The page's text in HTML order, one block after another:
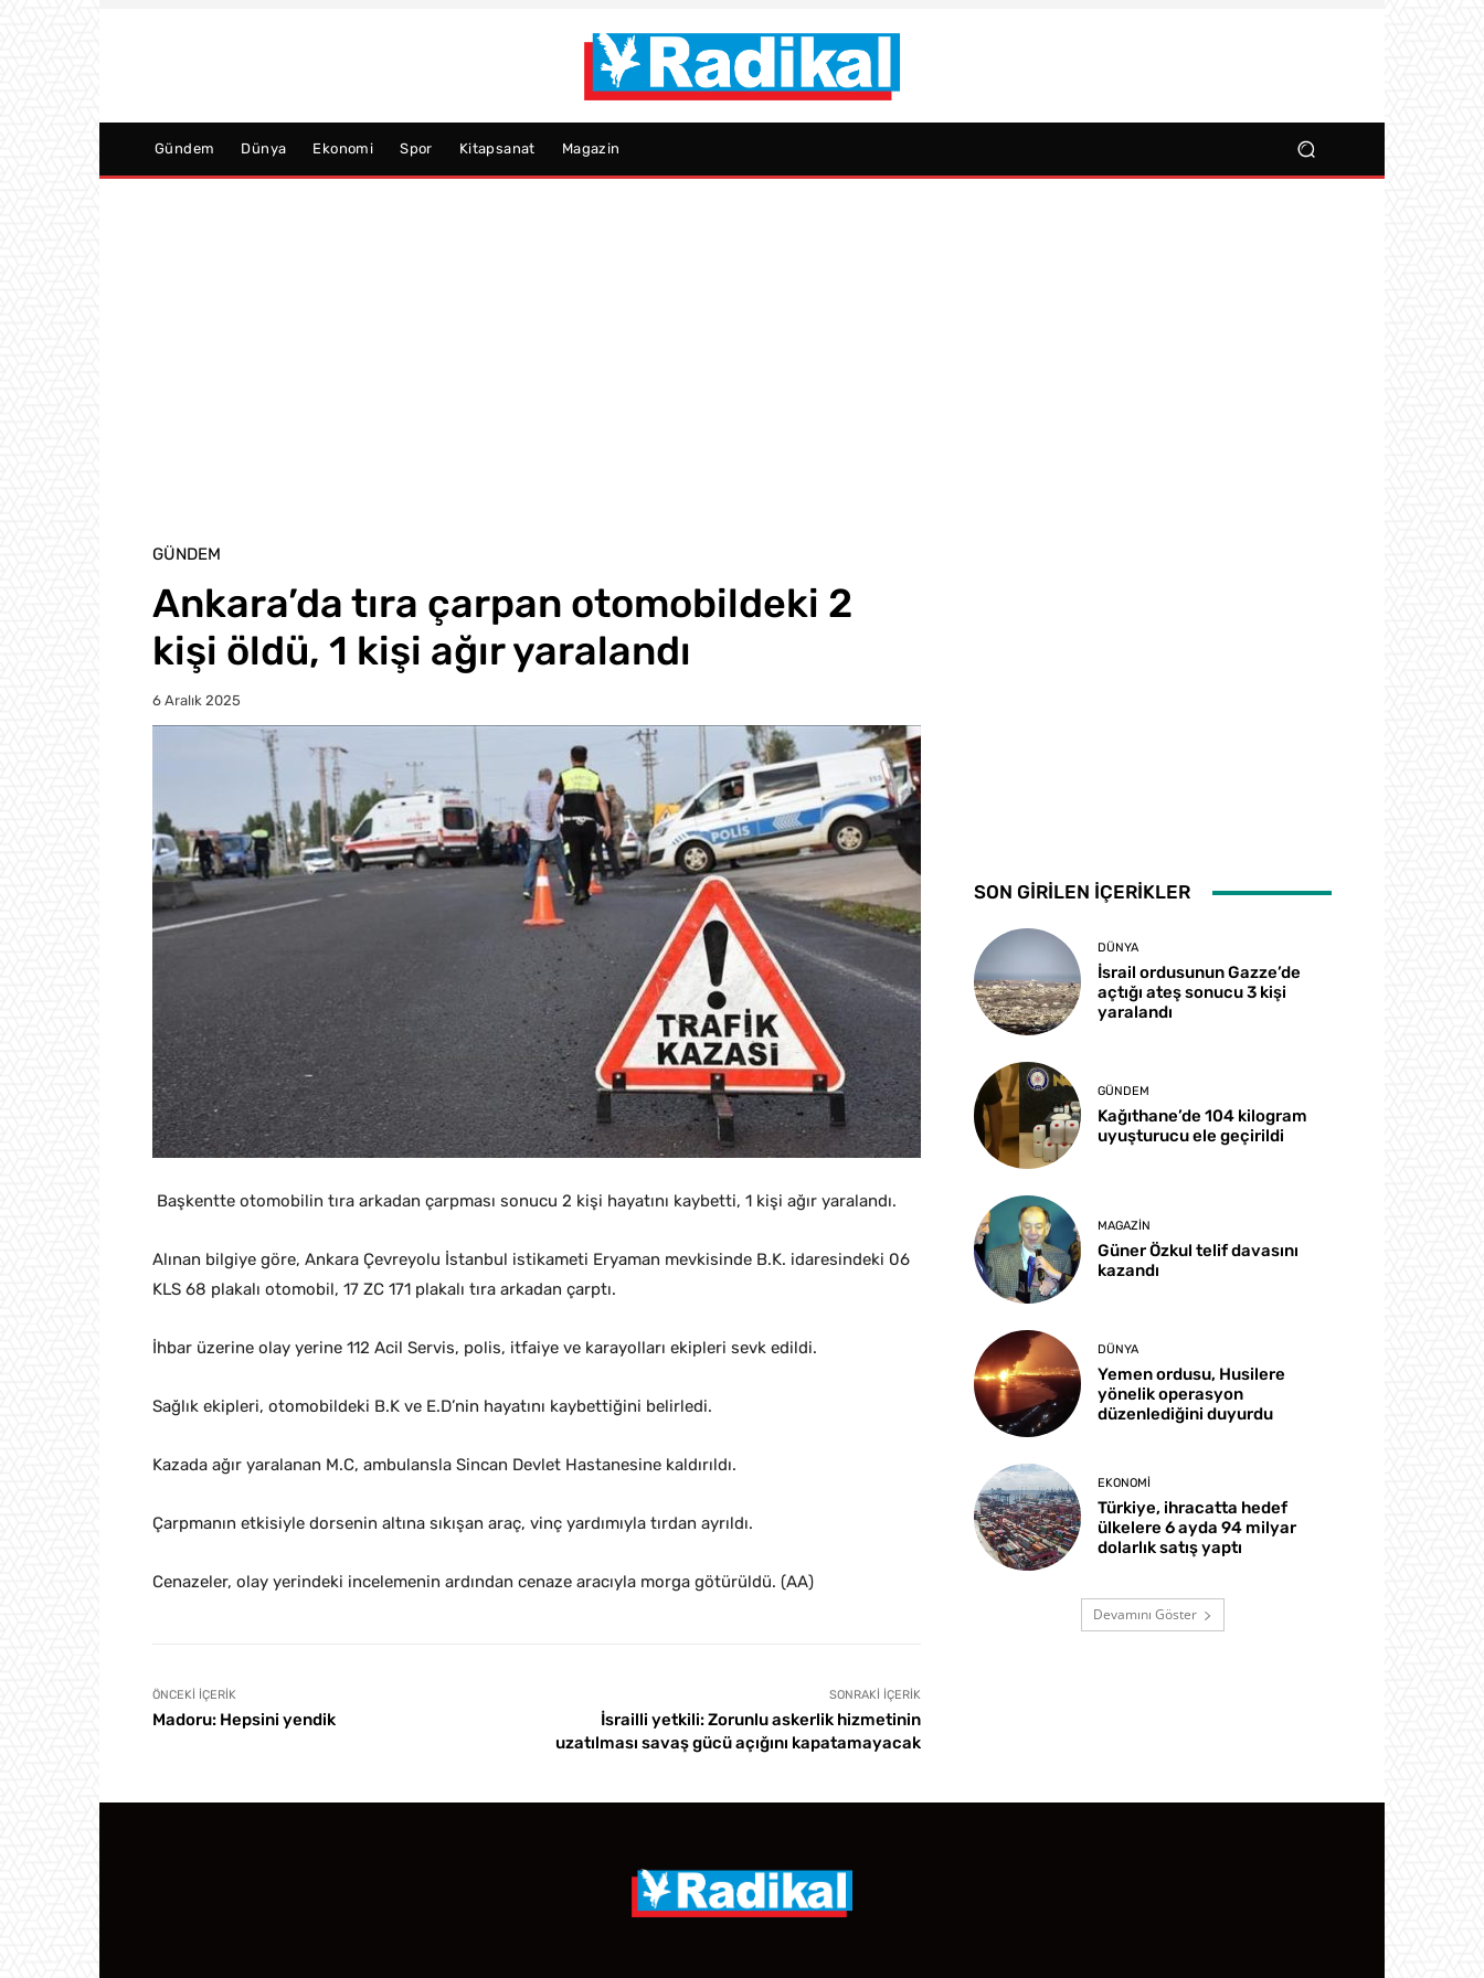
Gündem Dünya Ekonomi Spor Kitapsanat Magazin
GÜNDEM
Ankara’da tıra çarpan otomobildeki 2
kişi öldü, 1 kişi ağır yaralandı
6 Aralık 2025
Başkentte otomobilin tıra arkadan çarpması sonucu 2 kişi hayatını kaybetti, 1 kişi ağır yaralandı.
Alınan bilgiye göre, Ankara Çevreyolu İstanbul istikameti Eryaman mevkisinde B.K. idaresindeki 06
KLS 68 plakalı otomobil, 17 ZC 171 plakalı tıra arkadan çarptı.
İhbar üzerine olay yerine 112 Acil Servis, polis, itfaiye ve karayolları ekipleri sevk edildi.
Sağlık ekipleri, otomobildeki B.K ve E.D’nin hayatını kaybettiğini belirledi.
Kazada ağır yaralanan M.C, ambulansla Sincan Devlet Hastanesine kaldırıldı.
Çarpmanın etkisiyle dorsenin altına sıkışan araç, vinç yardımıyla tırdan ayrıldı.
Cenazeler, olay yerindeki incelemenin ardından cenaze aracıyla morga götürüldü. (AA)
ÖNCEKI İÇERIK
Madoru: Hepsini yendik
SONRAKI İÇERIK
İsrailli yetkili: Zorunlu askerlik hizmetinin
uzatılması savaş gücü açığını kapatamayacak
SON GİRİLEN İÇERİKLER
DÜNYA
İsrail ordusunun Gazze’de
açtığı ateş sonucu 3 kişi
yaralandı
GÜNDEM
Kağıthane’de 104 kilogram
uyuşturucu ele geçirildi
MAGAZIN
Güner Özkul telif davasını
kazandı
DÜNYA
Yemen ordusu, Husilere
yönelik operasyon
düzenlediğini duyurdu
EKONOMI
Türkiye, ihracatta hedef
ülkelere 6 ayda 94 milyar
dolarlık satış yaptı
Devamını Göster